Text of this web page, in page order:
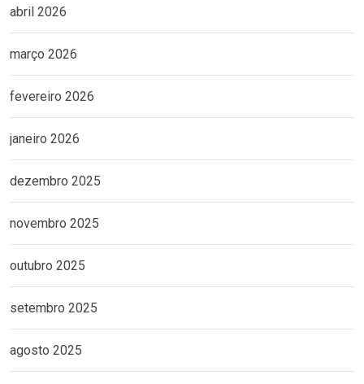
abril 2026
março 2026
fevereiro 2026
janeiro 2026
dezembro 2025
novembro 2025
outubro 2025
setembro 2025
agosto 2025